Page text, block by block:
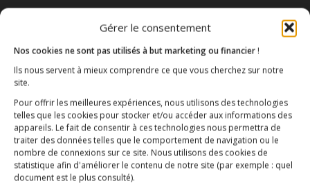
Gérer le consentement
Nos cookies ne sont pas utilisés à but marketing ou financier !
Ils nous servent à mieux comprendre ce que vous cherchez sur notre
site.
Pour offrir les meilleures expériences, nous utilisons des technologies
telles que les cookies pour stocker et/ou accéder aux informations des
appareils. Le fait de consentir à ces technologies nous permettra de
traiter des données telles que le comportement de navigation ou le
nombre de connexions sur ce site. Nous utilisons des cookies de
statistique afin d'améliorer le contenu de notre site (par exemple : quel
document est le plus consulté).
Qui sommes-nous ? AIDEZ-NOUS !
L’ESSENTIEL
COMPRENDRE
AGIR